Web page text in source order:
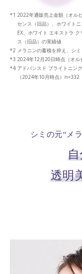
2022年通販売上金額（オル
センス（旧品）、ホワイト
EX、ホワイト エキストラ
ス（旧品）の実績値
メラニンの蓄積を抑え、シ
2024年12月20日時点（オル
アドバンスド ブライトニン
（2024年10月時点）n=332
シミの元“メ
透明